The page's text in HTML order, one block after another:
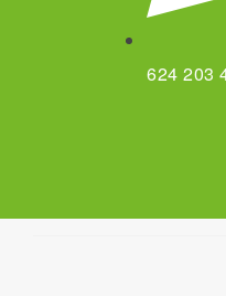
624 203